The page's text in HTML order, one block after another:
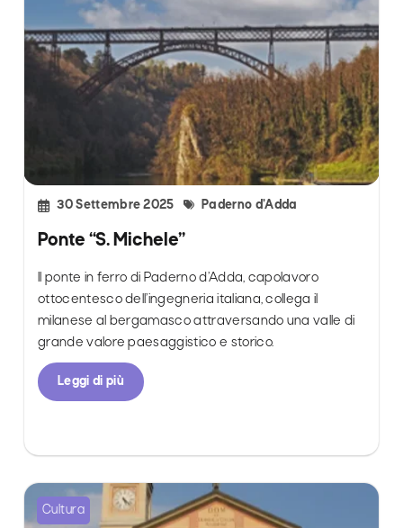
Ponte “S. Michele”
30 Settembre 2025 Paderno d’Adda
Il ponte in ferro di Paderno d’Adda, capolavoro
ottocentesco dell’ingegneria italiana, collega il
milanese al bergamasco attraversando una valle di
grande valore paesaggistico e storico.
Leggi di più
Cultura